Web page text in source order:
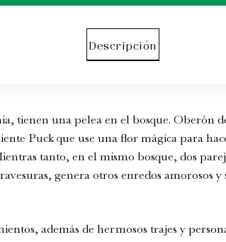
Descripción
tienen una pelea en el bosque. Oberón
Puck que use una flor mágica para
tanto, en el mismo bosque, dos
genera otros enredos amorosos y
además de hermosos trajes y